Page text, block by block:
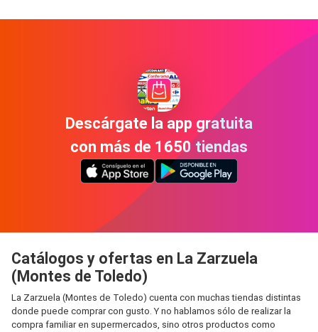
Descárgate la app gratuita
con más de 1650 tiendas
Catálogos y ofertas en La Zarzuela
(Montes de Toledo)
La Zarzuela (Montes de Toledo) cuenta con muchas tiendas distintas
donde puede comprar con gusto. Y no hablamos sólo de realizar la
compra familiar en supermercados, sino otros productos como